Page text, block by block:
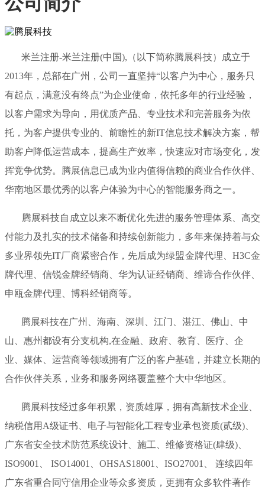
米兰注册-米兰注册(中国),（以下简称腾展科技）成立于
2013年，总部在广州，公司一直坚持“以客户为中心，服务只
有起点，满意没有终点”为企业使命，依托多年的行业经验，
以客户需求为导向，用优质产品、专业技术和完善服务为依
托，为客户提供专业的、前瞻性的新IT信息技术解决方案，帮
助客户降低运营成本，提高生产效率，快速应对市场变化，发
挥竞争优势。腾展信息已成为业内值得信赖的商业合作伙伴、
华南地区最优秀的以客户体验为中心的智能服务商之一。
腾展科技自成立以来不断优化先进的服务管理体系、高交
付能力及扎实的技术储备和持续创新能力，多年来保持着与众
多业界领先IT厂商紧密合作，先后成为绿盟金牌代理、H3C金
牌代理、信锐金牌经销商、华为认证经销商、维谛合作伙伴、
申瓯金牌代理、博科经销商等。
腾展科技在广州、海南、深圳、江门、湛江、佛山、中
山、惠州都设有分支机构,在金融、政府、教育、医疗、企
业、媒体、运营商等领域拥有广泛的客户基础，并建立长期的
合作伙伴关系，业务和服务网络覆盖整个大中华地区。
腾展科技经过多年积累，资质雄厚，拥有高新技术企业、
纳税信用A级证书、电子与智能化工程专业承包资质(贰级)、
广东省安全技术防范系统设计、施工、维修资格证(肆级)、
ISO9001、 ISO14001、OHSAS18001、ISO27001、 连续四年
广东省重合同守信用企业等众多资质，更拥有众多软件著作